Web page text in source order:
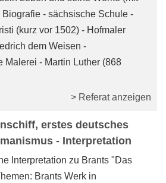
- sächsische Schule -
(kurz vor 1502) - Hofmaler
dem Weisen -
Malerei - Martin Luther (868
> Referat anzeigen
erstes deutsches
- Interpretation
Interpretation zu Brants "Das
Brants Werk in